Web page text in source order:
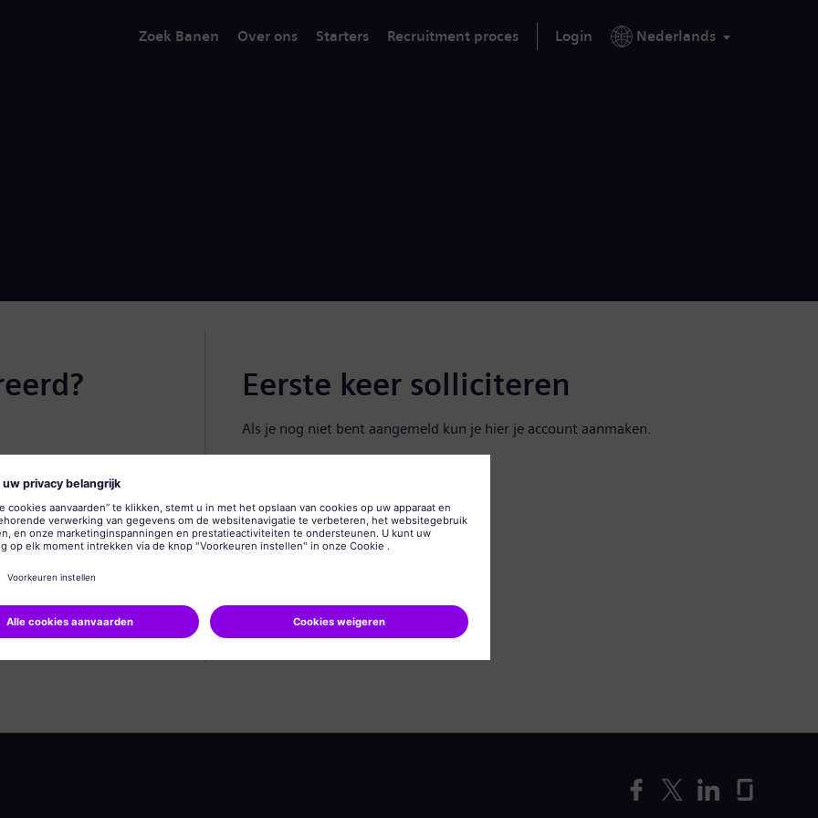
Zoek Banen Over ons Starters Recruitment proces Login Nederlands
Eerste keer solliciteren
Als je nog niet bent aangemeld kun je hier je account aanmaken.